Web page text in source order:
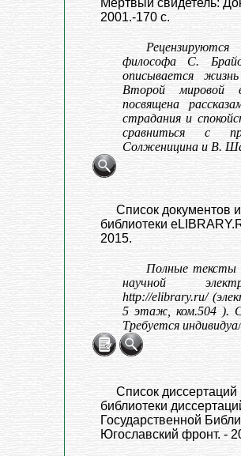
2001.-170 с.
философа С.
описывается
Второй мировой
посвящена
страдания и
сравниться с
Солженицина и В.
Список документов
библиотеки
2015.
Полные тексты
научной
http://elibrary.ru/
5 этаж, ком.504 ).
Требуется
Список диссертаций
библиотеки
Государственной
Югославский фронт. -